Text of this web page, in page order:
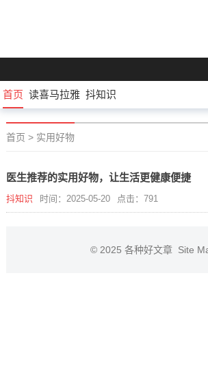
首页 读喜马拉雅 抖知识
首页 > 实用好物
医生推荐的实用好物，让生活更健康便捷
抖知识 时间：2025-05-20 点击：791
© 2025 各种好文章 Site